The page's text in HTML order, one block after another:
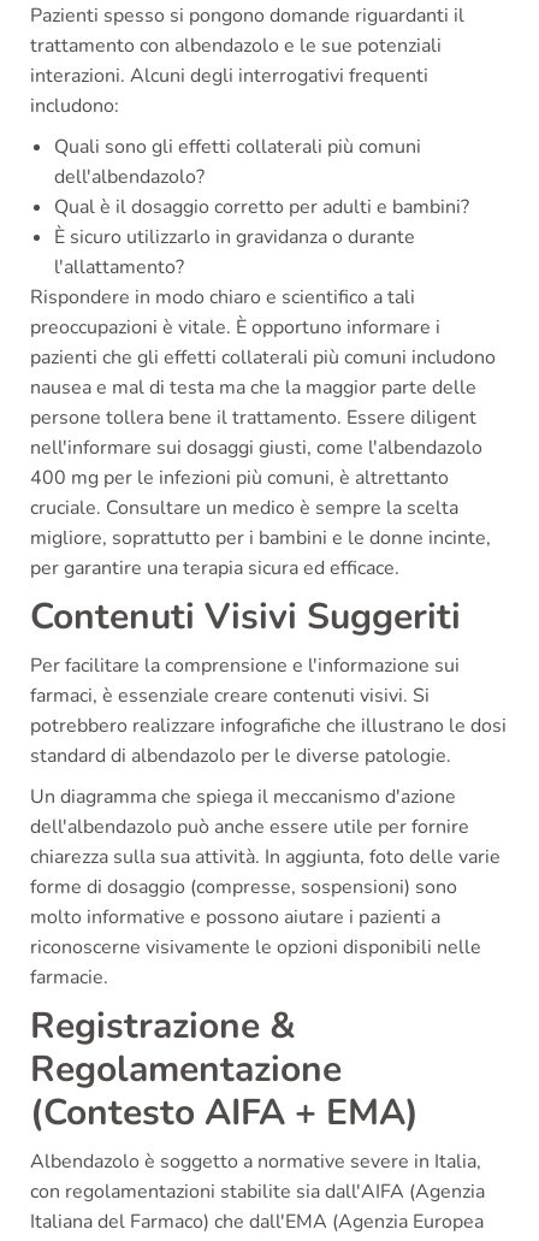
Pazienti spesso si pongono domande riguardanti il
trattamento con albendazolo e le sue potenziali
interazioni. Alcuni degli interrogativi frequenti
includono:
Quali sono gli effetti collaterali più comuni
dell'albendazolo?
Qual è il dosaggio corretto per adulti e bambini?
È sicuro utilizzarlo in gravidanza o durante
l'allattamento?
Rispondere in modo chiaro e scientifico a tali
preoccupazioni è vitale. È opportuno informare i
pazienti che gli effetti collaterali più comuni includono
nausea e mal di testa ma che la maggior parte delle
persone tollera bene il trattamento. Essere diligent
nell'informare sui dosaggi giusti, come l'albendazolo
400 mg per le infezioni più comuni, è altrettanto
cruciale. Consultare un medico è sempre la scelta
migliore, soprattutto per i bambini e le donne incinte,
per garantire una terapia sicura ed efficace.
Contenuti Visivi Suggeriti
Per facilitare la comprensione e l'informazione sui
farmaci, è essenziale creare contenuti visivi. Si
potrebbero realizzare infografiche che illustrano le dosi
standard di albendazolo per le diverse patologie.
Un diagramma che spiega il meccanismo d'azione
dell'albendazolo può anche essere utile per fornire
chiarezza sulla sua attività. In aggiunta, foto delle varie
forme di dosaggio (compresse, sospensioni) sono
molto informative e possono aiutare i pazienti a
riconoscerne visivamente le opzioni disponibili nelle
farmacie.
Registrazione &
Regolamentazione
(Contesto AIFA + EMA)
Albendazolo è soggetto a normative severe in Italia,
con regolamentazioni stabilite sia dall'AIFA (Agenzia
Italiana del Farmaco) che dall'EMA (Agenzia Europea